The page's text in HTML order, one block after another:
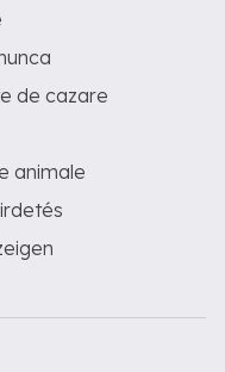
de cazare
animale